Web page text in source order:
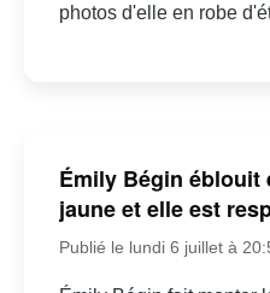
photos d'elle en robe
Émily Bégin éblouit
jaune et elle est
Publié le lundi 6 juillet à